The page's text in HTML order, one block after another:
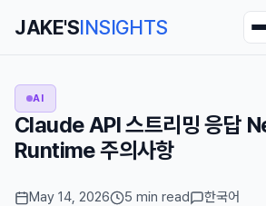
JAKE'SINSIGHTS
AI
Claude API 스트리밍 응답
Runtime 주의사항
May 14, 2026 5 min read 한국어